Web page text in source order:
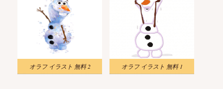
オラフ イラスト 無料 2 オラフ イラスト 無料 1